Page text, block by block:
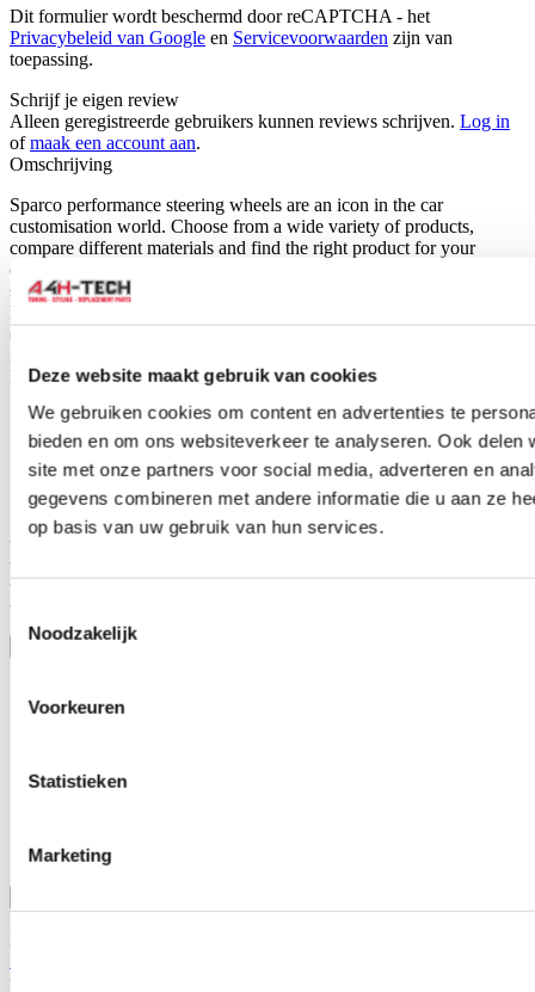
Deze website maakt gebruik van cookies
We gebruiken cookies om content en advertenties te
bieden en om ons websiteverkeer te analyseren. Ook
site met onze partners voor social media, adverteren en
gegevens combineren met andere informatie die u aan ze
op basis van uw gebruik van hun services.
Toestemmingsselectie
Noodzakelijk
Voorkeuren
Statistieken
Marketing
Dit formulier wordt beschermd door reCAPTCHA - het
Privacybeleid van Google en Servicevoorwaarden zijn van
toepassing.
Schrijf je eigen review
Alleen geregistreerde gebruikers kunnen reviews schrijven. Log in
ofmaak een account aan.
Omschrijving
Sparco performance steering wheels are an icon in the car
customisation world. Choose from a wide variety of products,
compare different materials and find the right product for your
driving style. This steering wheel is universally applicable but
should always be installed with a car model specific steering wheel
hub/boss. These are available seperately for a wide range of cars
(see for example the related products). This sport steering wheel is
look.
Specifications:
- Universally applicable
- Black leather
- Black spoke
- Diameter 350mm
Naam*
Wat is je vraag?
Dit formulier wordt beschermd door reCAPTCHA - het
Privacybeleid van Google
toepassing.